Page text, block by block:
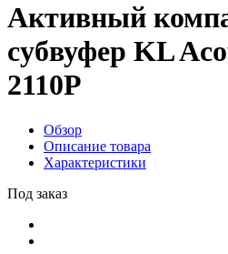
Активный
субвуфер KL
2110P
Обзор
Описание товара
Характеристики
Под заказ